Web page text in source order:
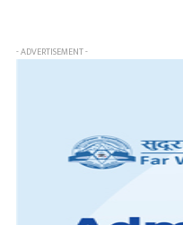
- ADVERTISEMENT -